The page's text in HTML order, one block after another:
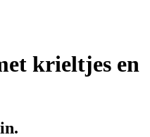
kriel­tjes en